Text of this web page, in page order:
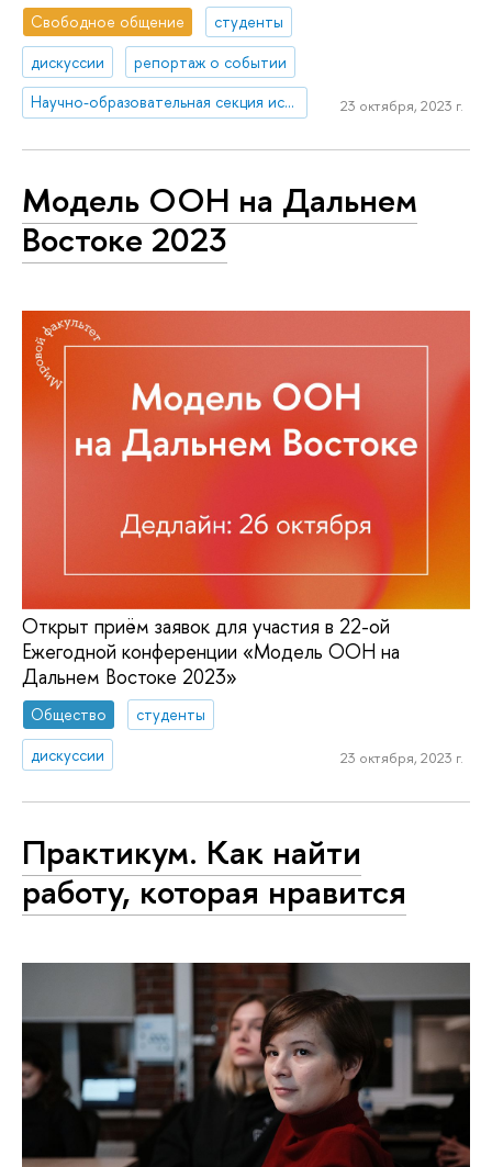
Свободное общение
студенты
дискуссии
репортаж о событии
Научно-образовательная секция исследований Китая
23 октября, 2023 г.
Модель ООН на Дальнем
Востоке 2023
Открыт приём заявок для участия в 22-ой
Ежегодной конференции «Модель ООН на
Дальнем Востоке 2023»
Общество
студенты
дискуссии
23 октября, 2023 г.
Практикум. Как найти
работу, которая нравится